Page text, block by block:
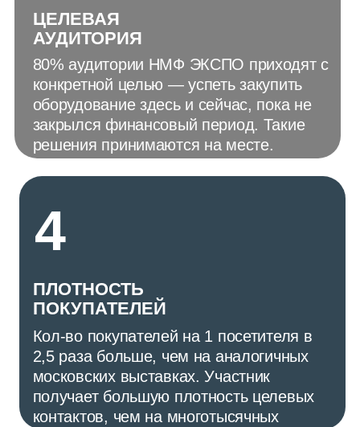
приглашаю вас на 4‑ю выставку НМФ
ЭКСПО 2026 — проект, который мы
создаём вместе с вами и для вас.
Ведь именно ваше участие делает
выставку по-настоящему живой:
здесь встречаются не просто
компании, а люди, объединённые
общим делом и стремлением
развиваться.
НМФ ЭКСПО, организованная нашим
отрасли. Здесь показывают
передовое оборудование, здесь
рождаются партнёрства и
профессионализма и дружеского
общения договариваются о
главном и находят новых партнёров.
С каждым годом мы растём,
становимся профессиональнее, и я
уверен: наша выставка — лучшее
пространство для вашего развития и
поиска новых возможностей.